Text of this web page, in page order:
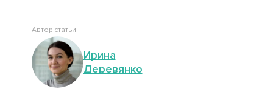
Автор статьи
Ирина
Деревянко